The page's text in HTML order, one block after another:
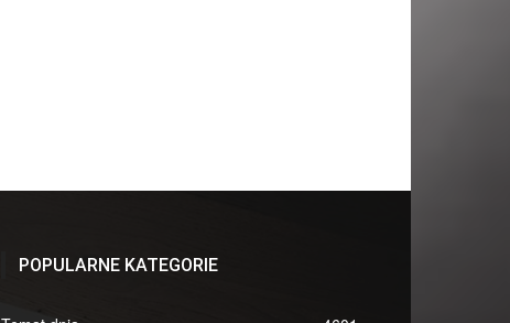
POPULARNE KATEGORIE